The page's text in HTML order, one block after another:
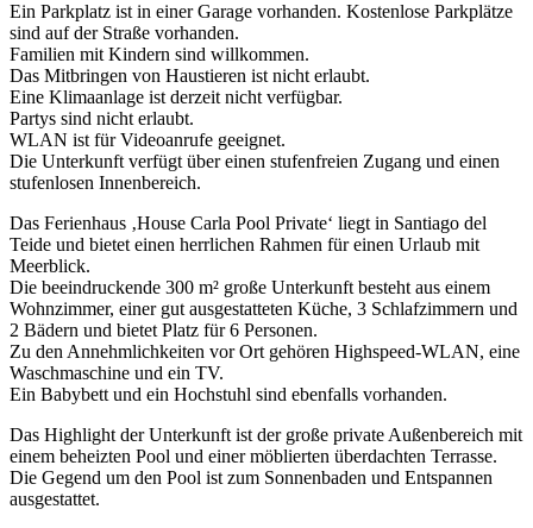
Ein Parkplatz ist in einer Garage vorhanden. Kostenlose Parkplätze
sind auf der Straße vorhanden.
Familien mit Kindern sind willkommen.
Das Mitbringen von Haustieren ist nicht erlaubt.
Eine Klimaanlage ist derzeit nicht verfügbar.
Partys sind nicht erlaubt.
WLAN ist für Videoanrufe geeignet.
Die Unterkunft verfügt über einen stufenfreien Zugang und einen
stufenlosen Innenbereich.
Das Ferienhaus ‚House Carla Pool Private‘ liegt in Santiago del
Teide und bietet einen herrlichen Rahmen für einen Urlaub mit
Meerblick.
Die beeindruckende 300 m² große Unterkunft besteht aus einem
Wohnzimmer, einer gut ausgestatteten Küche, 3 Schlafzimmern und
2 Bädern und bietet Platz für 6 Personen.
Zu den Annehmlichkeiten vor Ort gehören Highspeed-WLAN, eine
Waschmaschine und ein TV.
Ein Babybett und ein Hochstuhl sind ebenfalls vorhanden.
Das Highlight der Unterkunft ist der große private Außenbereich mit
einem beheizten Pool und einer möblierten überdachten Terrasse.
Die Gegend um den Pool ist zum Sonnenbaden und Entspannen
ausgestattet.